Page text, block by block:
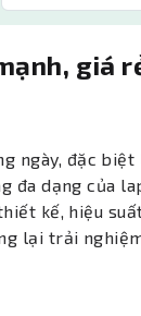
giá
ngày, đặc
dạng của
kế, hiệu
lại trải